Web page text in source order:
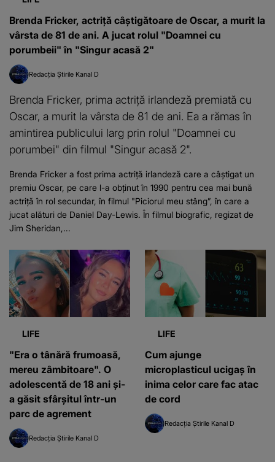
Brenda Fricker, actriță câștigătoare de Oscar, a murit la
vârsta de 81 de ani. A jucat rolul "Doamnei cu
porumbeii" în "Singur acasă 2"
Redacția Știrile Kanal D
Brenda Fricker, prima actriță irlandeză premiată cu
Oscar, a murit la vârsta de 81 de ani. Ea a rămas în
amintirea publicului larg prin rolul "Doamnei cu
porumbei" din filmul "Singur acasă 2".
Brenda Fricker a fost prima actriță irlandeză care a câștigat un
premiu Oscar, pe care l-a obținut în 1990 pentru cea mai bună
actriță în rol secundar, în filmul "Piciorul meu stâng”, în care a
jucat alături de Daniel Day-Lewis. În filmul biografic, regizat de
Jim Sheridan,...
LIFE
"Era o tânără frumoasă,
mereu zâmbitoare". O
adolescentă de 18 ani și-
a găsit sfârșitul într-un
parc de agrement
Redacția Știrile Kanal D
LIFE
Cum ajunge
microplasticul ucigaș în
inima celor care fac atac
de cord
Redacția Știrile Kanal D